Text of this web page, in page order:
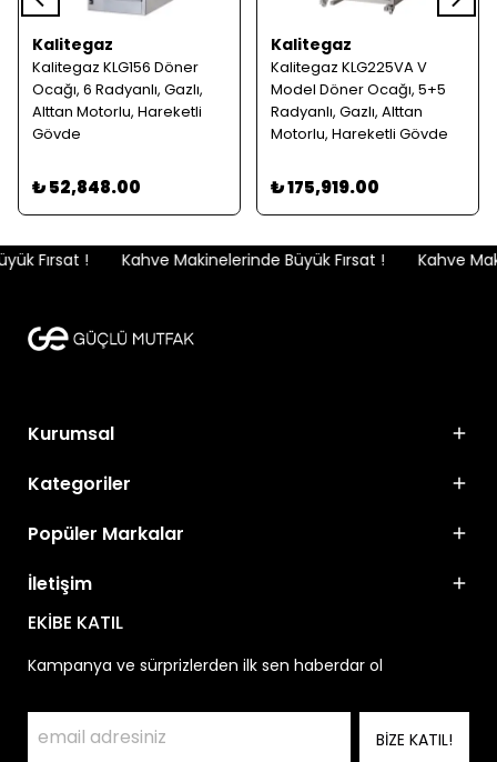
Kalitegaz
Kalitegaz KLG156 Döner
Ocağı, 6 Radyanlı, Gazlı,
Alttan Motorlu, Hareketli
Gövde
₺ 52,848.00
Kalitegaz
Kalitegaz KLG225VA V
Model Döner Ocağı, 5+5
Radyanlı, Gazlı, Alttan
Motorlu, Hareketli Gövde
₺ 175,919.00
Fırsat ! Kahve Makinelerinde Büyük Fırsat ! Kahve
Kurumsal
Kategoriler
Popüler Markalar
İletişim
EKİBE KATIL
Kampanya ve sürprizlerden ilk sen haberdar ol
BİZE KATIL!